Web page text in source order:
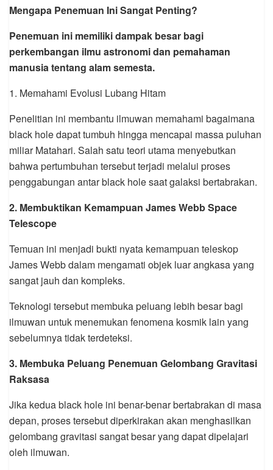
Mengapa Penemuan Ini Sangat Penting?
Penemuan ini memiliki dampak besar bagi
perkembangan ilmu astronomi dan pemahaman
manusia tentang alam semesta.
1. Memahami Evolusi Lubang Hitam
Penelitian ini membantu ilmuwan memahami bagaimana
black hole dapat tumbuh hingga mencapai massa puluhan
miliar Matahari. Salah satu teori utama menyebutkan
bahwa pertumbuhan tersebut terjadi melalui proses
penggabungan antar black hole saat galaksi bertabrakan.
2. Membuktikan Kemampuan James Webb Space
Telescope
Temuan ini menjadi bukti nyata kemampuan teleskop
James Webb dalam mengamati objek luar angkasa yang
sangat jauh dan kompleks.
Teknologi tersebut membuka peluang lebih besar bagi
ilmuwan untuk menemukan fenomena kosmik lain yang
sebelumnya tidak terdeteksi.
3. Membuka Peluang Penemuan Gelombang Gravitasi
Raksasa
Jika kedua black hole ini benar-benar bertabrakan di masa
depan, proses tersebut diperkirakan akan menghasilkan
gelombang gravitasi sangat besar yang dapat dipelajari
oleh ilmuwan.